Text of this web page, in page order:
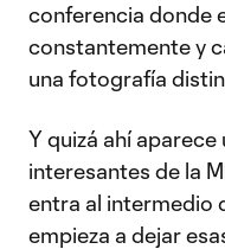
conferencia donde
constantemente y
una fotografía
Y quizá ahí aparece
interesantes de la
entra al intermedio
empieza a dejar